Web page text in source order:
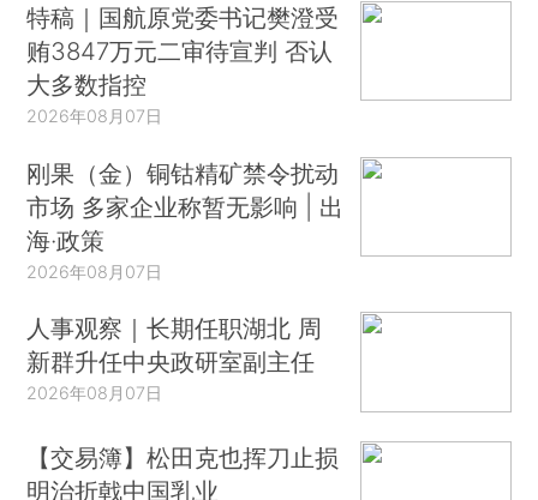
特稿｜国航原党委书记樊澄受
贿3847万元二审待宣判 否认
大多数指控
2026年08月07日
刚果（金）铜钴精矿禁令扰动
市场 多家企业称暂无影响 | 出
海·政策
2026年08月07日
人事观察｜长期任职湖北 周
新群升任中央政研室副主任
2026年08月07日
【交易簿】松田克也挥刀止损
明治折戟中国乳业